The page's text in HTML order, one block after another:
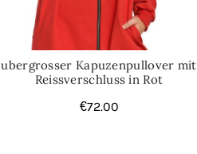
ubergrosser Kapuzenpullover mit
Reissverschluss in Rot
€72.00